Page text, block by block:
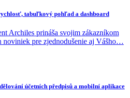
tabuľkový pohľad a dashboard
Archiles prináša svojim zákazníkom
pre zjednodušenie aj Vášho…
účetních předpisů a mobilní aplikace